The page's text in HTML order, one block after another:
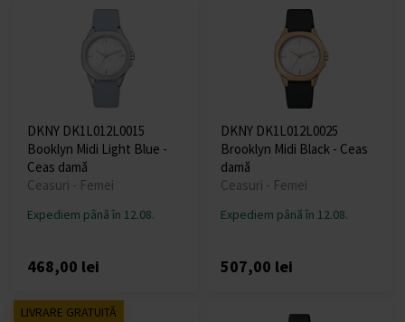
DKNY DK1L012L0015
Booklyn Midi Light Blue -
Ceas damă
Ceasuri - Femei
Expediem până în 12.08.
468,00 lei
DKNY DK1L012L0025
Brooklyn Midi Black - Ceas
damă
Ceasuri - Femei
Expediem până în 12.08.
507,00 lei
LIVRARE GRATUITĂ